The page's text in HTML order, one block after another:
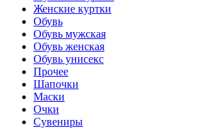
Женские куртки
Обувь
Обувь мужская
Обувь женская
Обувь унисекс
Прочее
Шапочки
Маски
Очки
Сувениры